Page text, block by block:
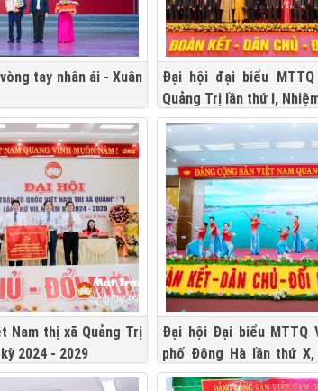
tay nhân ái - Xuân
Đại hội đại biểu
Quảng Trị lần thứ I,
Nam thị xã Quảng Trị
2024 - 2029
Đại hội Đại biểu MTTQ
phố Đông Hà lần thứ
-2029, phiên thứ 2